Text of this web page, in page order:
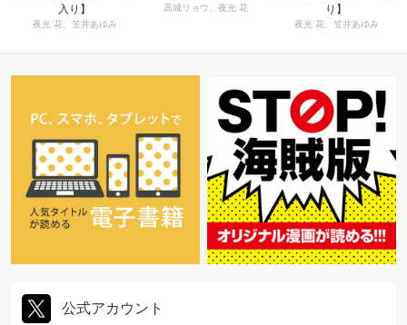
入り】
夜光 花、笠井あゆみ
高城リョウ、夜光 花
り】
夜光 花、笠井あゆみ
公式アカウント